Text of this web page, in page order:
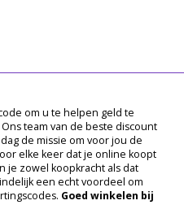
om u te helpen geld te
team van de beste discount
de missie om voor jou de
elke keer dat je online koopt
je zowel koopkracht als dat
een echt voordeel om
Goed winkelen bij